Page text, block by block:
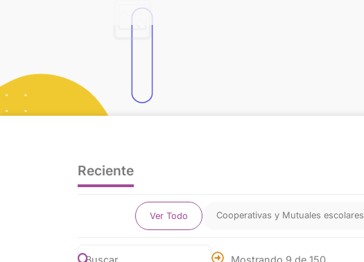
Reciente
Ver Todo Cooperativas y Mutuales escolares
Mostrando 9 de 150